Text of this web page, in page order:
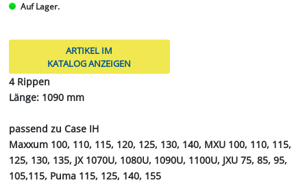
Auf Lager.
ARTIKEL IM
KATALOG ANZEIGEN
4 Rippen
Länge: 1090 mm
passend zu Case IH
Maxxum 100, 110, 115, 120, 125, 130, 140, MXU 100, 110, 115,
125, 130, 135, JX 1070U, 1080U, 1090U, 1100U, JXU 75, 85, 95,
105,115, Puma 115, 125, 140, 155